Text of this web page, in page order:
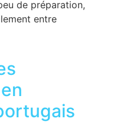
de préparation,
entre